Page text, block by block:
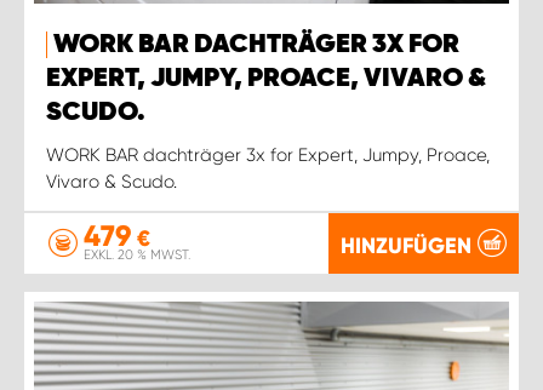
WORK BAR DACHTRÄGER 3X FOR
EXPERT, JUMPY, PROACE, VIVARO &
SCUDO.
WORK BAR dachträger 3x for Expert, Jumpy, Proace,
Vivaro & Scudo.
479 €
EXKL. 20 % MWST. HINZUFÜGEN